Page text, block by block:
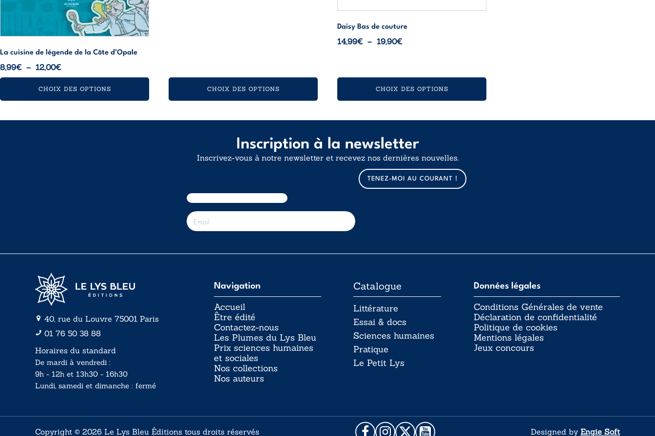
La cuisine de légende de la Côte d’Opale
8,99€ – 12,00€Plage
de
prix :
8,99€
CHOIX DES OPTIONS CHOIX DES OPTIONS
Daisy Bas de couture
14,99€ – 19,90€Plage
14,99€
à
19,90€
CHOIX DES OPTIONS
Inscription à la newsletter
Inscrivez-vous à notre newsletter et recevez nos dernières nouvelles.
E
-
m
i
TENEZ-MOI AU COURANT !
40, rue du Louvre 75001 Paris
01 76 50 38 88
Horaires du standard
De mardi à vendredi :
9h - 12h et 13h30 - 16h30
Lundi, samedi et dimanche : fermé
Navigation
Accueil
Être édité
Contactez-nous
Les Plumes du Lys Bleu
Prix sciences humaines
et sociales
Nos collections
Nos auteurs
Catalogue
Littérature
Essai & docs
Sciences humaines
Pratique
Le Petit Lys
Données légales
Conditions Générales de vente
Déclaration de confidentialité
Politique de cookies
Mentions légales
Jeux concours
Copyright © 2026 Le Lys Bleu Éditions tous droits réservés Designed by Engie Soft